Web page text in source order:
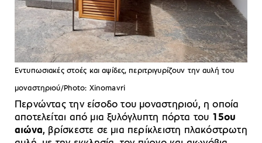
Εντυπωσιακές στοές και αψίδες, περιτριγυρίζουν την αυλή του
μοναστηριού/Photo: Xinomavri
Περνώντας την είσοδο του μοναστηριού, η οποία
αποτελείται από μια ξυλόγλυπτη πόρτα του 15ου
αιώνα, βρίσκεστε σε μια περίκλειστη πλακόστρωτη